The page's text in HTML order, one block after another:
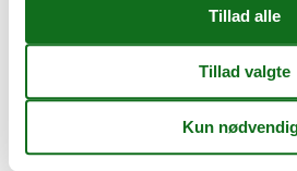
Attraktion
Geografier
Finland